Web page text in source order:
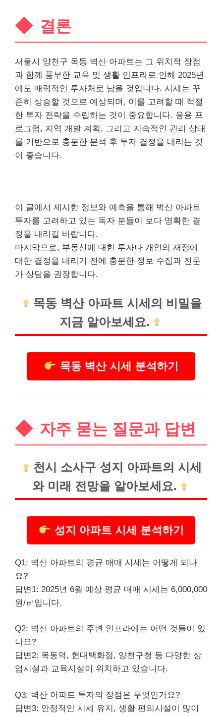
결론
서울시 양천구 목동 벽산 아파트는 그 위치적 장점
과 함께 풍부한 교육 및 생활 인프라로 인해 2025년
에도 매력적인 투자처로 남을 것입니다. 시세는 꾸
준히 상승할 것으로 예상되며, 이를 고려할 때 적절
한 투자 전략을 수립하는 것이 중요합니다. 응용 프
로그램, 지역 개발 계획, 그리고 지속적인 관리 상태
를 기반으로 충분한 분석 후 투자 결정을 내리는 것
이 좋습니다.
이 글에서 제시한 정보와 예측을 통해 벽산 아파트
투자를 고려하고 있는 독자 분들이 보다 명확한 결
정을 내리길 바랍니다.
마지막으로, 부동산에 대한 투자나 개인의 재정에
대한 결정을 내리기 전에 충분한 정보 수집과 전문
가 상담을 권장합니다.
목동 벽산 아파트 시세의 비밀을
지금 알아보세요.
목동 벽산 시세 분석하기
자주 묻는 질문과 답변
천시 소사구 성지 아파트의 시세
와 미래 전망을 알아보세요.
성지 아파트 시세 분석하기
Q1: 벽산 아파트의 평균 매매 시세는 어떻게 되나
요?
답변1: 2025년 6월 예상 평균 매매 시세는 6,000,000
원/㎡입니다.
Q2: 벽산 아파트의 주변 인프라에는 어떤 것들이 있
나요?
답변2: 목동역, 현대백화점, 양천구청 등 다양한 상
업시설과 교육시설이 위치하고 있습니다.
Q3: 벽산 아파트 투자의 장점은 무엇인가요?
답변3: 안정적인 시세 유지, 생활 편의시설이 많이